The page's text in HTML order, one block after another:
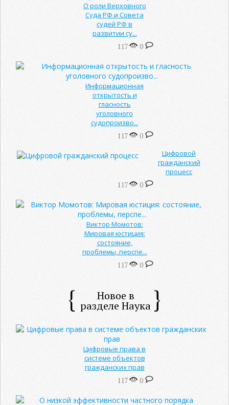
О роли Верховного
Суда РФ и Совета
судей РФ в
развитии су...
117 0
Информационная
открытость и
гласность
уголовного
судопроизво...
117 0
Цифровой
гражданский
процесс
117 0
Виктор Момотов:
Мировая юстиция:
состояние,
проблемы, перспе...
117 0
Новое в
разделе Наука
Цифровые права в
системе объектов
гражданских прав
117 0